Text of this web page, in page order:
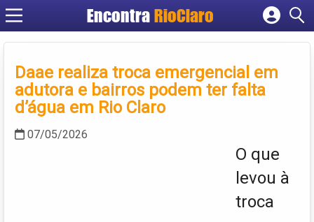
Encontra RioClaro
Cadastrar empresa
Criar conta
Daae realiza troca emergencial em
adutora e bairros podem ter falta
d’água em Rio Claro
07/05/2026
O que
levou à
troca